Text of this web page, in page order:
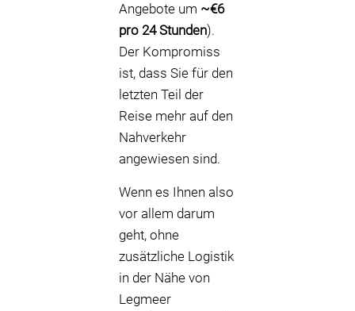
Angebote um ~€6
pro 24 Stunden).
Der Kompromiss
ist, dass Sie für den
letzten Teil der
Reise mehr auf den
Nahverkehr
angewiesen sind.
Wenn es Ihnen also
vor allem darum
geht, ohne
zusätzliche Logistik
in der Nähe von
Legmeer